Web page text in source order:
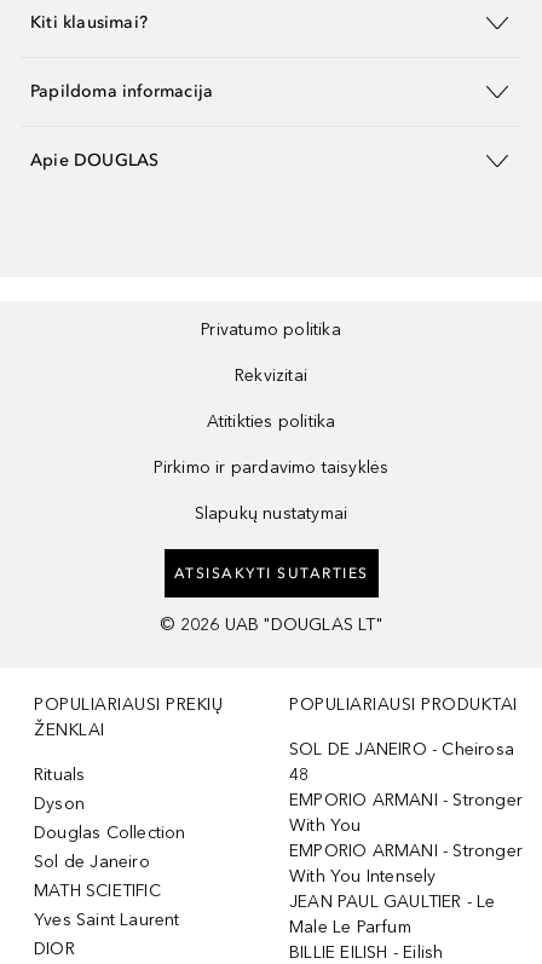
Kiti klausimai?
Papildoma informacija
Apie DOUGLAS
Privatumo politika
Rekvizitai
Atitikties politika
Pirkimo ir pardavimo taisyklės
Slapukų nustatymai
ATSISAKYTI SUTARTIES
© 2026 UAB "DOUGLAS LT"
POPULIARIAUSI PREKIŲ
ŽENKLAI
Rituals
Dyson
Douglas Collection
Sol de Janeiro
MATH SCIETIFIC
Yves Saint Laurent
DIOR
POPULIARIAUSI PRODUKTAI
SOL DE JANEIRO - Cheirosa
48
EMPORIO ARMANI - Stronger
With You
EMPORIO ARMANI - Stronger
With You Intensely
JEAN PAUL GAULTIER - Le
Male Le Parfum
BILLIE EILISH - Eilish